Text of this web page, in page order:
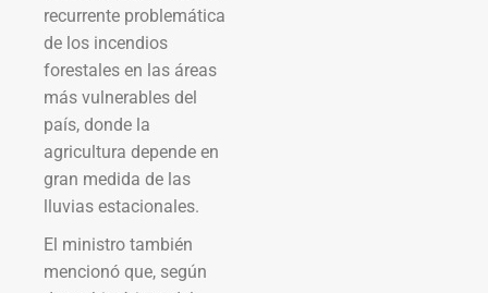
recurrente problemática
de los incendios
forestales en las áreas
más vulnerables del
país, donde la
agricultura depende en
gran medida de las
lluvias estacionales.
El ministro también
mencionó que, según